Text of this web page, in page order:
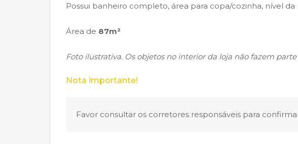
Possui banheiro completo, área para copa/cozinha, nível
Área de 87m²
Foto ilustrativa. Os objetos no interior da loja não fazem parte
Nota importante!
Favor consultar os corretores responsáveis para